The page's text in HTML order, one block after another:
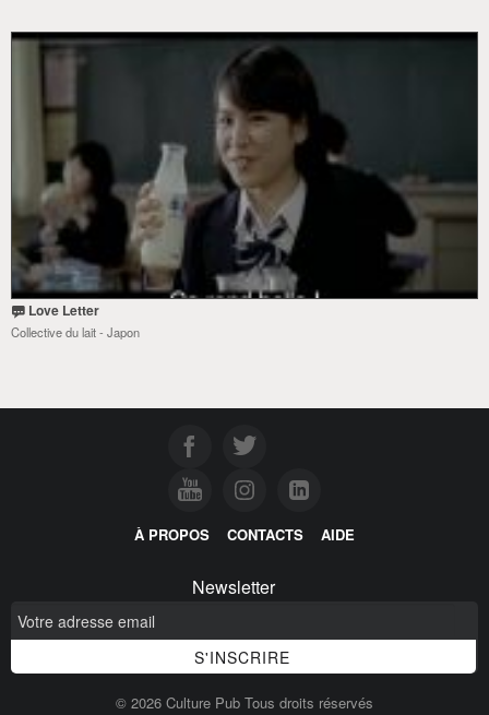
Love Letter
Collective du lait - Japon
À PROPOS CONTACTS AIDE
Newsletter
© 2026 Culture Pub Tous droits réservés